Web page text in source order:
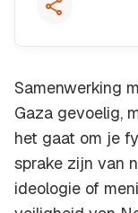
Samenwerking
Gaza gevoelig,
het gaat om je
sprake zijn van
ideologie of